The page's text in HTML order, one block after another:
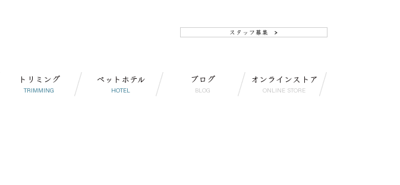
トリミング
TRIMMING
ペットホテル
HOTEL
ブログ
BLOG
オンラインストア
ONLINE STORE